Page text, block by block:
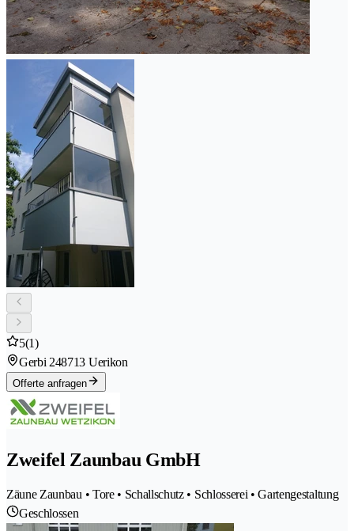
5(1)
Gerbi 248713 Uerikon
Offerte anfragen
Zweifel Zaunbau GmbH
Zäune Zaunbau • Tore • Schallschutz • Schlosserei • Gartengestaltung
Geschlossen